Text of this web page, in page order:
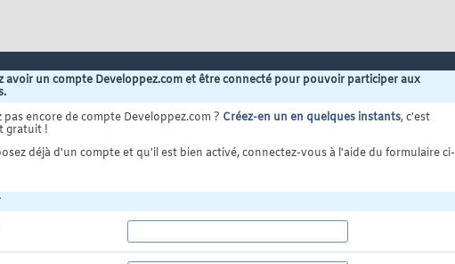
avoir un compte Developpez.com et être connecté pour pouvoir participer aux
pas encore de compte Developpez.com ? Créez-en un en quelques instants, c'est
gratuit !
déjà d'un compte et qu'il est bien activé, connectez-vous à l'aide du formulaire ci-